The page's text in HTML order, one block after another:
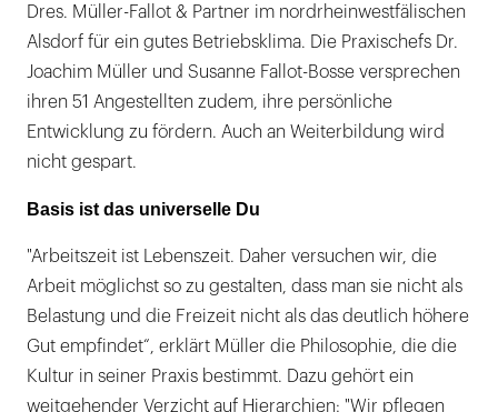
Dres. Müller-Fallot & Partner im nordrheinwestfälischen
Alsdorf für ein gutes Betriebsklima. Die Praxischefs Dr.
Joachim Müller und Susanne Fallot-Bosse versprechen
ihren 51 Angestellten zudem, ihre persönliche
Entwicklung zu fördern. Auch an Weiterbildung wird
nicht gespart.
Basis ist das universelle Du
"Arbeitszeit ist Lebenszeit. Daher versuchen wir, die
Arbeit möglichst so zu gestalten, dass man sie nicht als
Belastung und die Freizeit nicht als das deutlich höhere
Gut empfindet“, erklärt Müller die Philosophie, die die
Kultur in seiner Praxis bestimmt. Dazu gehört ein
weitgehender Verzicht auf Hierarchien: "Wir pflegen